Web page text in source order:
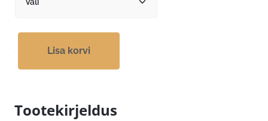
Lisa korvi
Tootekirjeldus